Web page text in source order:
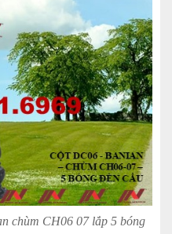
chùm CH06 07 lắp 5 bóng